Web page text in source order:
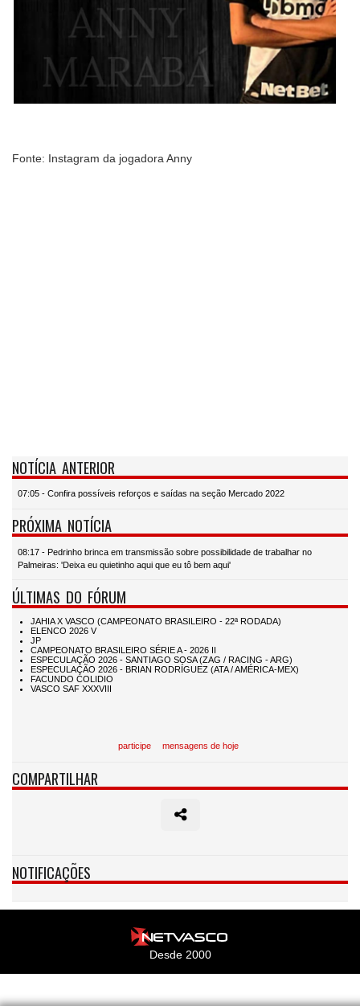
Fonte: Instagram da jogadora Anny
NOTÍCIA ANTERIOR
07:05 - Confira possíveis reforços e saídas na seção Mercado 2022
PRÓXIMA NOTÍCIA
08:17 - Pedrinho brinca em transmissão sobre possibilidade de trabalhar no
Palmeiras: 'Deixa eu quietinho aqui que eu tô bem aqui'
ÚLTIMAS DO FÓRUM
participe mensagens de hoje
COMPARTILHAR
NOTIFICAÇÕES
Desde 2000